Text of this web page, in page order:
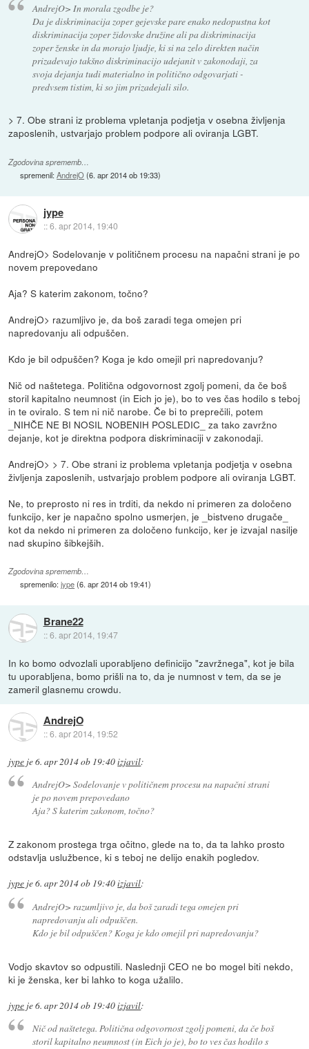
AndrejO> In morala zgodbe je?
Da je diskriminacija zoper gejevske pare enako nedopustna kot
diskriminacija zoper židovske družine ali pa diskriminacija
zoper ženske in da morajo ljudje, ki si na zelo direkten način
prizadevajo takšno diskriminacijo udejanit v zakonodaji, za
svoja dejanja tudi materialno in politično odgovarjati -
predvsem tistim, ki so jim prizadejali silo.
> 7. Obe strani iz problema vpletanja podjetja v osebna življenja
zaposlenih, ustvarjajo problem podpore ali oviranja LGBT.
Zgodovina sprememb…
spremenil:AndrejO(6. apr 2014 ob 19:33)
jype
::6. apr 2014, 19:40
AndrejO> Sodelovanje v političnem procesu na napačni strani je po
novem prepovedano
Aja? S katerim zakonom, točno?
AndrejO> razumljivo je, da boš zaradi tega omejen pri
napredovanju ali odpuščen.
Kdo je bil odpuščen? Koga je kdo omejil pri napredovanju?
Nič od naštetega. Politična odgovornost zgolj pomeni, da če boš
storil kapitalno neumnost (in Eich jo je), bo to ves čas hodilo s teboj
in te oviralo. S tem ni nič narobe. Če bi to preprečili, potem
_NIHČE NE BI NOSIL NOBENIH POSLEDIC_ za tako zavržno
dejanje, kot je direktna podpora diskriminaciji v zakonodaji.
AndrejO> > 7. Obe strani iz problema vpletanja podjetja v osebna
življenja zaposlenih, ustvarjajo problem podpore ali oviranja LGBT.
Ne, to preprosto ni res in trditi, da nekdo ni primeren za določeno
funkcijo, ker je napačno spolno usmerjen, je _bistveno drugače_
kot da nekdo ni primeren za določeno funkcijo, ker je izvajal nasilje
nad skupino šibkejših.
Zgodovina sprememb…
spremenilo:jype(6. apr 2014 ob 19:41)
Brane22
::6. apr 2014, 19:47
In ko bomo odvozlali uporabljeno definicijo "zavržnega", kot je bila
tu uporabljena, bomo prišli na to, da je numnost v tem, da se je
zameril glasnemu crowdu.
AndrejO
::6. apr 2014, 19:52
jype je6. apr 2014 ob 19:40izjavil:
AndrejO> Sodelovanje v političnem procesu na napačni strani
je po novem prepovedano
Aja? S katerim zakonom, točno?
Z zakonom prostega trga očitno, glede na to, da ta lahko prosto
odstavlja uslužbence, ki s teboj ne delijo enakih pogledov.
jype je6. apr 2014 ob 19:40izjavil:
AndrejO> razumljivo je, da boš zaradi tega omejen pri
napredovanju ali odpuščen.
Kdo je bil odpuščen? Koga je kdo omejil pri napredovanju?
Vodjo skavtov so odpustili. Naslednji CEO ne bo mogel biti nekdo,
ki je ženska, ker bi lahko to koga užalilo.
jype je6. apr 2014 ob 19:40izjavil:
Nič od naštetega. Politična odgovornost zgolj pomeni, da če boš
storil kapitalno neumnost (in Eich jo je), bo to ves čas hodilo s